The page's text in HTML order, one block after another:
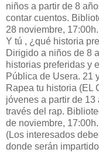
niños a partir de 8
contar cuentos.
28 noviembre, 17:00h.
Y tú , ¿qué historia
Dirigido a niños de 8
historias preferidas y
Pública de Usera. 21
Rapea tu historia (EL
jóvenes a partir de
través del rap.
de noviembre, 17:00h.
(Los interesados
donde serán